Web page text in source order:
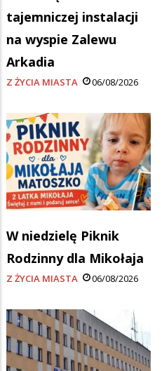
tajemniczej instalacji
na wyspie Zalewu
Arkadia
Z ŻYCIA MIASTA 06/08/2026
W niedzielę Piknik
Rodzinny dla Mikołaja
Z ŻYCIA MIASTA 06/08/2026